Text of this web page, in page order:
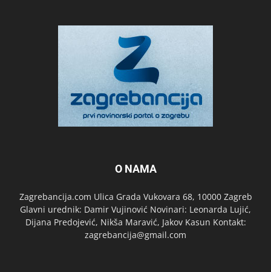
O NAMA
Zagrebancija.com Ulica Grada Vukovara 68, 10000 Zagreb
Glavni urednik: Damir Vujinović Novinari: Leonarda Lujić,
Dijana Predojević, Nikša Maravić, Jakov Kasun Kontakt:
zagrebancija@gmail.com